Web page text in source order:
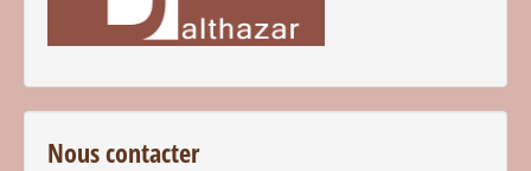
Nous contacter